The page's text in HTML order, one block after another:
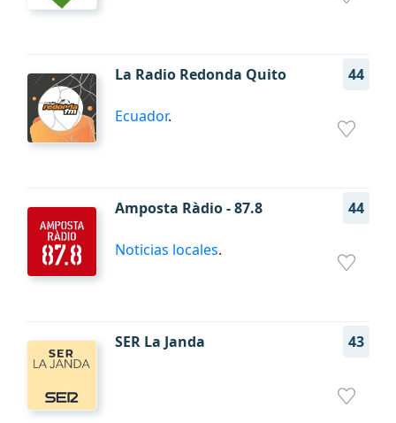
La Radio Redonda Quito 44
Ecuador.
Amposta Ràdio - 87.8 44
Noticias locales.
SER La Janda 43